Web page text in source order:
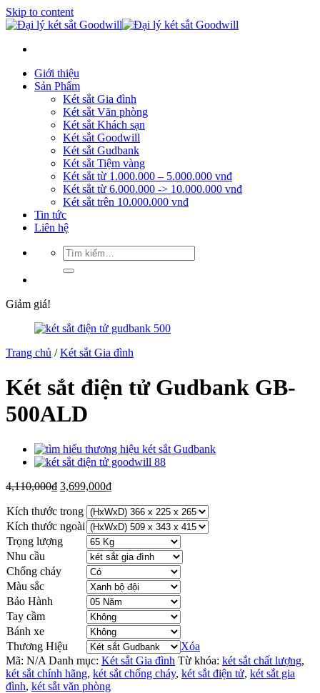
Skip to content
Giới thiệu
Sản Phẩm
Két sắt Gia đình
Két sắt Văn phòng
Két sắt Khách sạn
Két sắt Goodwill
Két sắt Gudbank
Két sắt Tiệm vàng
Két sắt từ 1.000.000 – 5.000.000 vnđ
Két sắt từ 6.000.000 -> 10.000.000 vnđ
Két sắt trên 10.000.000 vnđ
Tin tức
Liên hệ
Giảm giá!
Trang chủ / Két sắt Gia đình
Két sắt điện tử Gudbank GB-
500ALD
4,110,000₫ 3,699,000₫
Kích thước trong
Kích thước ngoài
Trọng lượng
Nhu cầu
Chống cháy
Màu sắc
Bảo Hành
Tay cầm
Bánh xe
Thương Hiệu
Xóa
Mã: N/A Danh mục: Két sắt Gia đình Từ khóa: két sắt chất lượng,
két sắt chính hãng, két sắt chống cháy, két sắt điện tử, két sắt gia
đình, két sắt văn phòng